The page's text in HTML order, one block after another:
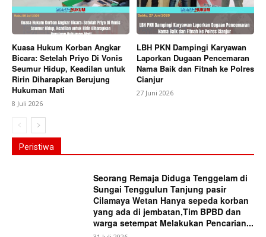
Kuasa Hukum Korban Angkar
Bicara: Setelah Priyo Di Vonis
Seumur Hidup, Keadilan untuk
Ririn Diharapkan Berujung
Hukuman Mati
8 Juli 2026
LBH PKN Dampingi Karyawan
Laporkan Dugaan Pencemaran
Nama Baik dan Fitnah ke Polres
Cianjur
27 Juni 2026
Peristiwa
Seorang Remaja Diduga Tenggelam di
Sungai Tenggulun Tanjung pasir
Cilamaya Wetan Hanya sepeda korban
yang ada di jembatan,Tim BPBD dan
warga setempat Melakukan Pencarian...